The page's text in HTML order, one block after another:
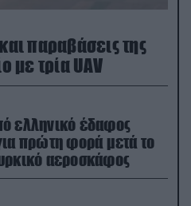
παραβάσεις της
με τρία UAV
ελληνικό έδαφος
πρώτη φορά μετά το
αεροσκάφος